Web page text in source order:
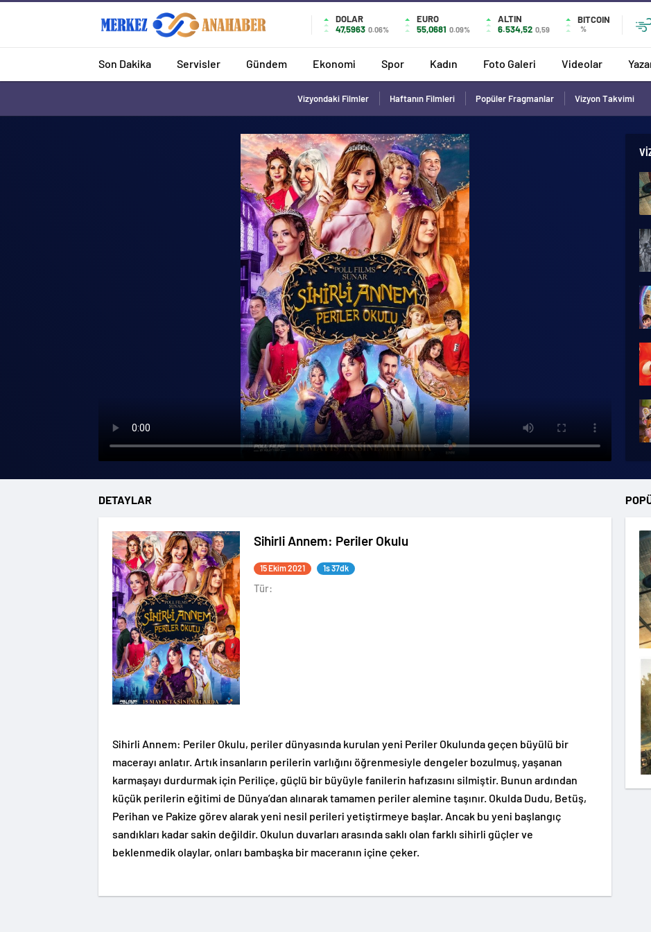
DOLAR
47,5963 0.06%
EURO
55,0681 0.09%
ALTIN
6.534,52 0,59
BITCOIN
%
Son Dakika Servisler Gündem Ekonomi Spor Kadın Foto Galeri Videolar
Vizyondaki Filmler Haftanın Filmleri Popüler Fragmanlar Vizyon Takvimi
DETAYLAR
Sihirli Annem: Periler Okulu
15 Ekim 2021 1s 37dk
Tür:
Sihirli Annem: Periler Okulu, periler dünyasında kurulan yeni Periler Okulunda geçen büyülü bir
macerayı anlatır. Artık insanların perilerin varlığını öğrenmesiyle dengeler bozulmuş, yaşanan
karmaşayı durdurmak için Periliçe, güçlü bir büyüyle fanilerin hafızasını silmiştir. Bunun ardından
küçük perilerin eğitimi de Dünya’dan alınarak tamamen periler alemine taşınır. Okulda Dudu, Betüş,
Perihan ve Pakize görev alarak yeni nesil perileri yetiştirmeye başlar. Ancak bu yeni başlangıç
sandıkları kadar sakin değildir. Okulun duvarları arasında saklı olan farklı sihirli güçler ve
beklenmedik olaylar, onları bambaşka bir maceranın içine çeker.